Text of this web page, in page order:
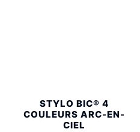
STYLO BIC® 4
COULEURS ARC-EN-
CIEL